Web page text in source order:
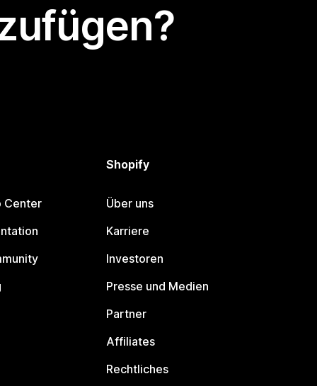
Center
Shopify
Über uns
Karriere
Investoren
Presse und Medien
Partner
Affiliates
Rechtliches